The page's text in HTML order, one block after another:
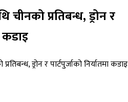
चीनको प्रतिबन्ध, ड्रोन र
कडाइ